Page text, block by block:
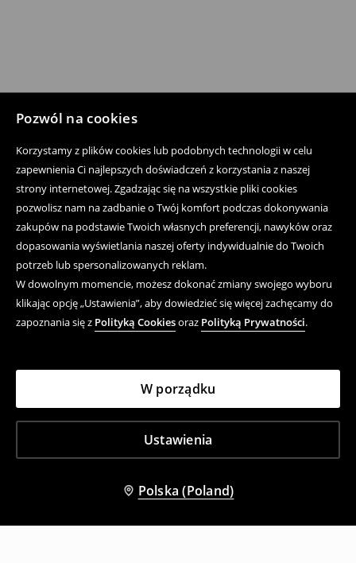
Pozwól na cookies
Korzystamy z plików cookies lub podobnych technologii w celu
zapewnienia Ci najlepszych doświadczeń z korzystania z naszej
strony internetowej. Zgadzając się na wszystkie pliki cookies
pozwolisz nam na zadbanie o Twój komfort podczas dokonywania
zakupów na podstawie Twoich własnych preferencji, nawyków oraz
dopasowania wyświetlania naszej oferty indywidualnie do Twoich
potrzeb lub spersonalizowanych reklam.
W dowolnym momencie, możesz dokonać zmiany swojego wyboru
klikając opcję „Ustawienia”, aby dowiedzieć się więcej zachęcamy do
zapoznania się z Polityką Cookiesoraz Polityką Prywatności.
Ustawienia
W porządku
Polska (Poland)